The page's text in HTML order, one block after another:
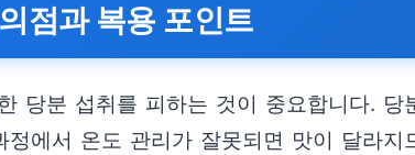
점과 복용 포인트
당분 섭취를 피하는 것이 중요합니다.
에서 온도 관리가 잘못되면 맛이 달라